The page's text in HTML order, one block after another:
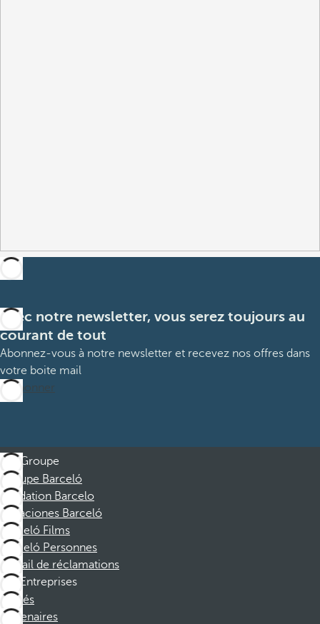
Avec notre newsletter, vous serez toujours au
courant de tout
Abonnez-vous à notre newsletter et recevez nos offres dans
votre boite mail
M’abonner
Groupe
Groupe Barceló
Fondation Barcelo
Vacaciones Barceló
Barceló Films
Barceló Personnes
Portail de réclamations
Entreprises
Affiliés
Partenaires